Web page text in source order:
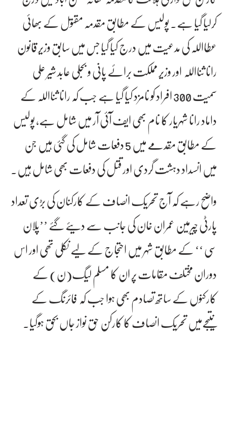
کرلیا گیا ہے۔ پولیس کے مطابق مقدمہ مقتول کے بھائی
عطااللہ کی مدعیت میں درج کیا گیا جس میں سابق وزیر قانون
رانا ثنااللہ اور وزیر مملکت برائے پانی و بجلی عابد شیر علی
سمیت 300 افراد کو نامزد کیا گیا ہے جب کہ رانا ثنااللہ کے
داماد رانا شہریار کا نام بھی ایف آئی آر میں شامل ہے، پولیس
کے مطابق مقدمے میں 5 دفعات شامل کی گئی ہیں جن
میں انسداد دہشت گردی اور قتل کی دفعات بھی شامل ہیں۔
واضح رہے کہ آج تحریک انصاف کے کارکنان کی بڑی تعداد
پارٹی چیرمین عمران خان کی جانب سے دیئے گئے ’’پلان
سی ‘‘ کے مطابق شہر میں احتجاج کے لیے نکلی تھی اور اس
دوران مختلف مقامات پر ان کا مسلم لیگ(ن) کے
کارکنوں کے ساتھ تصادم بھی ہوا جب کہ فائرنگ کے
نتیجےمیں تحریک انصاف کا کارکن حق نواز جاں بحق ہوگیا۔